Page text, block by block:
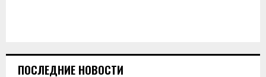
ПОСЛЕДНИЕ НОВОСТИ